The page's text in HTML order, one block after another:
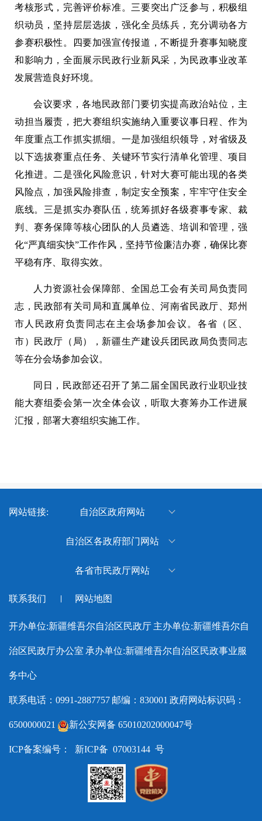
考核形式，完善评价标准。三要突出广泛参与，积极组
织动员，坚持层层选拔，强化全员练兵，充分调动各方
参赛积极性。四要加强宣传报道，不断提升赛事知晓度
和影响力，全面展示民政行业新风采，为民政事业改革
发展营造良好环境。
会议要求，各地民政部门要切实提高政治站位，主
动担当履责，把大赛组织实施纳入重要议事日程、作为
年度重点工作抓实抓细。一是加强组织领导，对省级及
以下选拔赛重点任务、关键环节实行清单化管理、项目
化推进。二是强化风险意识，针对大赛可能出现的各类
风险点，加强风险排查，制定安全预案，牢牢守住安全
底线。三是抓实办赛队伍，统筹抓好各级赛事专家、裁
判、赛务保障等核心团队的人员遴选、培训和管理，强
化“严真细实快”工作作风，坚持节俭廉洁办赛，确保比赛
平稳有序、取得实效。
人力资源社会保障部、全国总工会有关司局负责同
志，民政部有关司局和直属单位、河南省民政厅、郑州
市人民政府负责同志在主会场参加会议。各省（区、
市）民政厅（局），新疆生产建设兵团民政局负责同志
等在分会场参加会议。
同日，民政部还召开了第二届全国民政行业职业技
能大赛组委会第一次全体会议，听取大赛筹办工作进展
汇报，部署大赛组织实施工作。
网站链接: 自治区政府网站
新疆维吾尔自治区人民政府
自治区各政府部门网站
新疆维吾尔自治区体育局
务厅
新疆维吾尔自治区水利厅
新疆维吾尔自治区应急管理厅
化厅
新疆维吾尔自治区药品监督管
理局
新疆维吾尔自治区教育厅
新疆维吾尔自治区农业农村厅
新疆维吾尔自治区乡村振兴局
各省市民政厅网站
北京市民政局
山西省民政厅
辽宁省民政厅
上海市民政局
江苏省民政厅
浙江省民政厅
联系我们 网站地图
开办单位:新疆维吾尔自治区民政厅 主办单位:新疆维吾尔自
治区民政厅办公室 承办单位:新疆维吾尔自治区民政事业服
务中心
联系电话：0991-2887757 邮编：830001 政府网站标识码：
6500000021 新公安网备 65010202000047号
ICP备案编号： 新ICP备 07003144 号